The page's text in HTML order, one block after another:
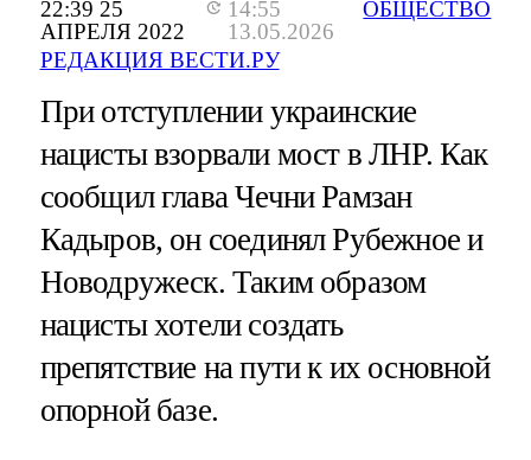
22:39 25
АПРЕЛЯ 2022
14:55
13.05.2026
РЕДАКЦИЯ ВЕСТИ.РУ
ОБЩЕСТВО
При отступлении украинские
нацисты взорвали мост в ЛНР. Как
сообщил глава Чечни Рамзан
Кадыров, он соединял Рубежное и
Новодружеск. Таким образом
нацисты хотели создать
препятствие на пути к их основной
опорной базе.